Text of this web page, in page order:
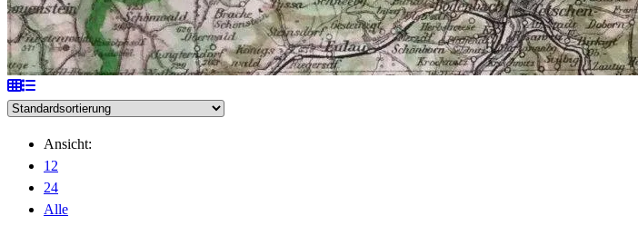
Ansicht:
12
24
Alle